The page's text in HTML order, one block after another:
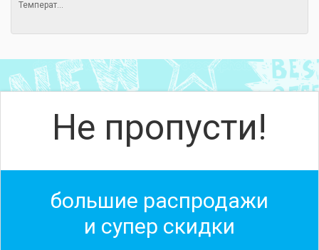
Температ...
Не пропусти!
большие распродажи
и супер скидки